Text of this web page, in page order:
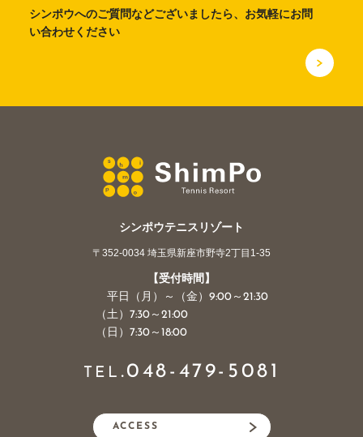
シンポウへのご質問などございましたら、お気軽にお問
い合わせください
シンポウテニスリゾート
〒352-0034 埼玉県新座市野寺2丁目1-35
【受付時間】
平日（月）～（金）9:00～21:30
（土）7:30～21:00
（日）7:30～18:00
TEL .048-479-5081
ACCESS